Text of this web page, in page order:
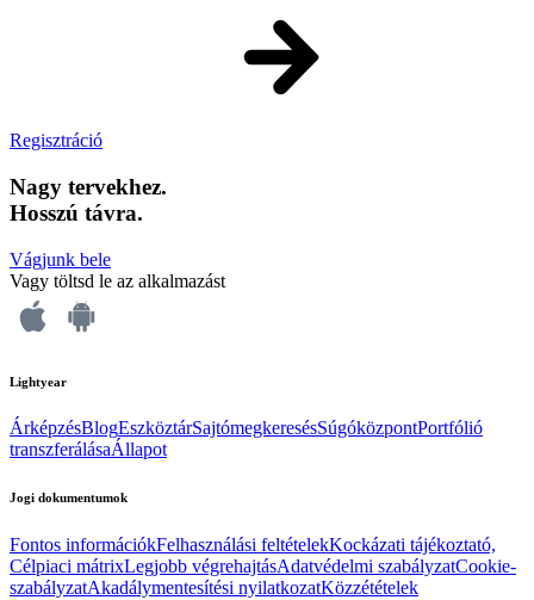
Regisztráció
Nagy tervekhez.
Hosszú távra.
Vágjunk bele
Vagy töltsd le az alkalmazást
Lightyear
ÁrképzésBlogEszköztárSajtómegkeresésSúgóközpontPortfólió
transzferálásaÁllapot
Jogi dokumentumok
Fontos információkFelhasználási feltételekKockázati tájékoztató,
Célpiaci mátrixLegjobb végrehajtásAdatvédelmi szabályzatCookie-
szabályzatAkadálymentesítési nyilatkozatKözzétételek